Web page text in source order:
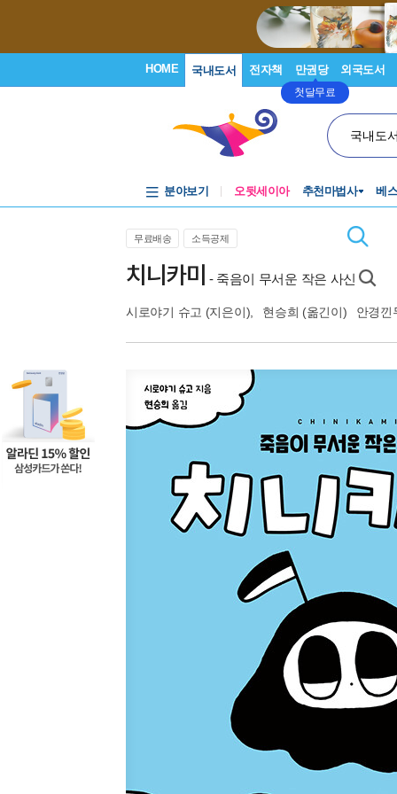
HOME 국내도서 전자책 만권당
첫달무료
외국도서
국내도
분야보기 오뒷세이아 추천마법사 베
무료배송 소득공제
치니카미 - 죽음이 무서운 작은 사신
시로야기 슈고 (지은이), 현승희 (옮긴이) 안경낀